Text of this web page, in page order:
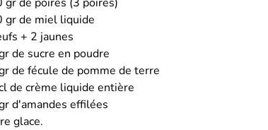
gr de miel liquide
+ 2 jaunes
de sucre en poudre
de fécule de pomme de terre
de crème liquide entière
d'amandes effilées
glace.